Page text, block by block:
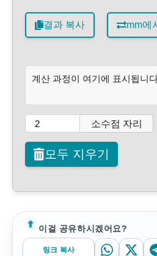
결과 복사 mm에
계산 과정이 여기에 표시됩니
소수점 자리
모두 지우기
이걸 공유하시겠어요?
링크 복사